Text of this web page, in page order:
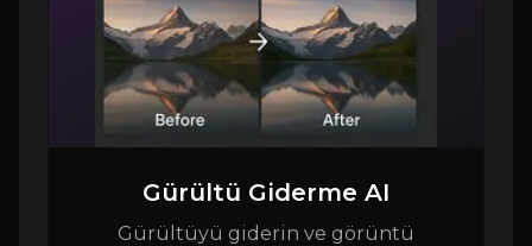
Gürültü Giderme AI
Gürültüyü giderin ve görüntü